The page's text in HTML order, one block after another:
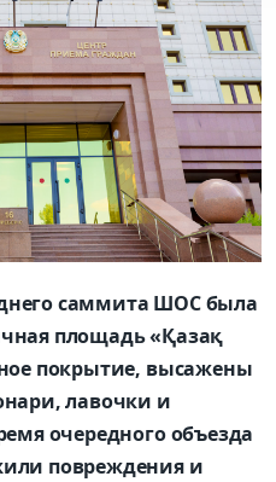
саммита ШОС была
площадь «Қазақ
покрытие, высажены
лавочки и
очередного объезда
повреждения и